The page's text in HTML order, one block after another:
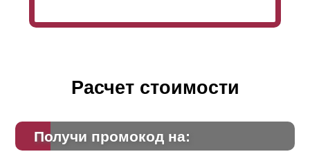
Расчет стоимости
Получи промокод на: